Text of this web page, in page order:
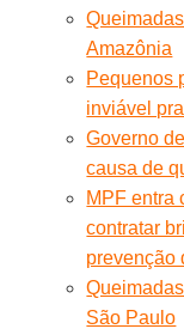
Amazônia
Pequenos
inviável
Governo
causa de
MPF entra
contratar
prevenção
São Paulo